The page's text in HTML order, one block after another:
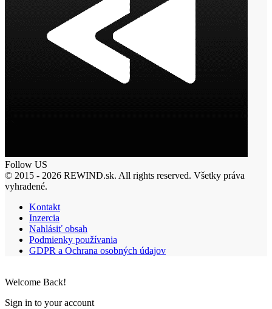
Follow US
© 2015 - 2026 REWIND.sk. All rights reserved. Všetky práva
vyhradené.
Kontakt
Inzercia
Nahlásiť obsah
Podmienky používania
GDPR a Ochrana osobných údajov
Welcome Back!
Sign in to your account